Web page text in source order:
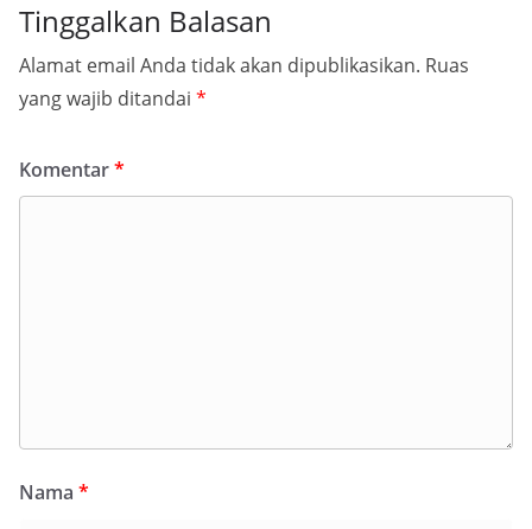
Tinggalkan Balasan
Alamat email Anda tidak akan dipublikasikan. Ruas
yang wajib ditandai *
Komentar*
Nama *